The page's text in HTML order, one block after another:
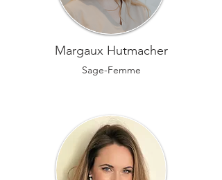
Margaux Hutmacher
Sage-Femme